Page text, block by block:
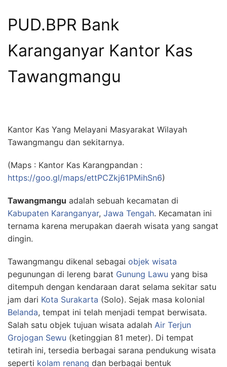
PUD.BPR Bank
Karanganyar Kantor Kas
Tawangmangu
Kantor Kas Yang Melayani Masyarakat Wilayah
Tawangmangu dan sekitarnya.
(Maps : Kantor Kas Karangpandan :
https://goo.gl/maps/ettPCZkj61PMihSn6)
Tawangmangu adalah sebuah kecamatan di
Kabupaten Karanganyar, Jawa Tengah. Kecamatan ini
ternama karena merupakan daerah wisata yang sangat
dingin.
Tawangmangu dikenal sebagai objek wisata
pegunungan di lereng barat Gunung Lawu yang bisa
ditempuh dengan kendaraan darat selama sekitar satu
jam dari Kota Surakarta (Solo). Sejak masa kolonial
Belanda, tempat ini telah menjadi tempat berwisata.
Salah satu objek tujuan wisata adalah Air Terjun
Grojogan Sewu (ketinggian 81 meter). Di tempat
tetirah ini, tersedia berbagai sarana pendukung wisata
seperti kolam renang dan berbagai bentuk